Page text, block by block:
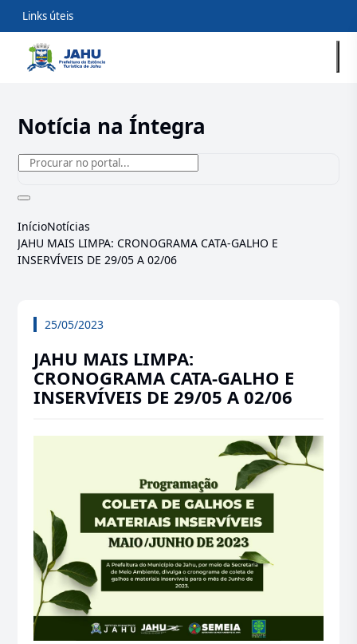
Links úteis
Notícia na Íntegra
InícioNotícias
JAHU MAIS LIMPA: CRONOGRAMA CATA-GALHO E
INSERVÍVEIS DE 29/05 A 02/06
25/05/2023
JAHU MAIS LIMPA:
CRONOGRAMA CATA-GALHO E
INSERVÍVEIS DE 29/05 A 02/06